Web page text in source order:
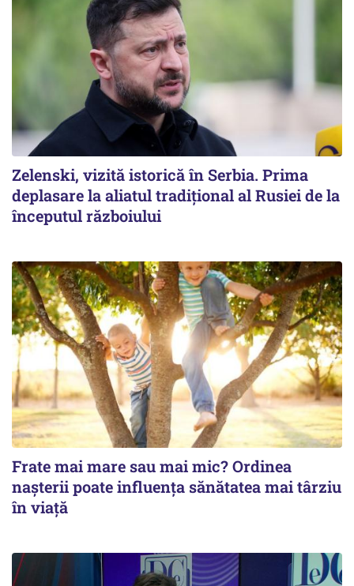
Zelenski, vizită istorică în Serbia. Prima
deplasare la aliatul tradițional al Rusiei de la
începutul războiului
Frate mai mare sau mai mic? Ordinea
nașterii poate influența sănătatea mai târziu
în viață